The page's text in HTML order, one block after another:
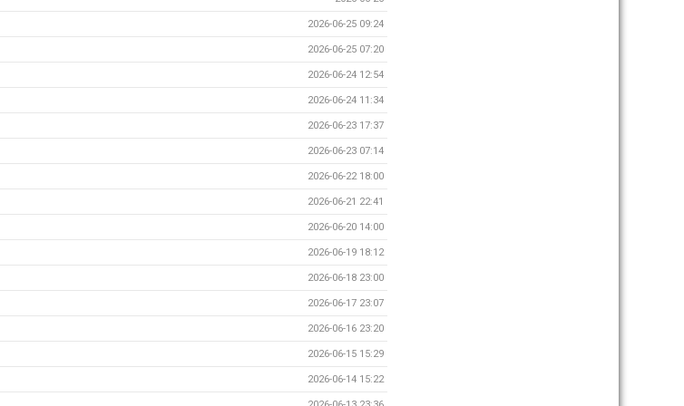
2026-06-25 09:24
2026-06-25 07:20
2026-06-24 12:54
2026-06-24 11:34
2026-06-23 17:37
2026-06-23 07:14
2026-06-22 18:00
2026-06-21 22:41
2026-06-20 14:00
2026-06-19 18:12
2026-06-18 23:00
2026-06-17 23:07
2026-06-16 23:20
2026-06-15 15:29
2026-06-14 15:22